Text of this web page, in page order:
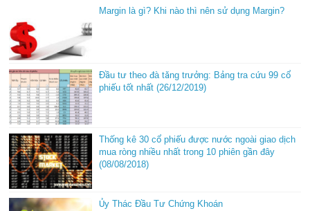
Margin là gì? Khi nào thì nên sử dụng Margin?
Đầu tư theo đà tăng trưởng: Bảng tra cứu 99 cổ
phiếu tốt nhất (26/12/2019)
Thống kê 30 cổ phiếu được nước ngoài giao dịch
mua ròng nhiều nhất trong 10 phiên gần đây
(08/08/2018)
Ủy Thác Đầu Tư Chứng Khoán